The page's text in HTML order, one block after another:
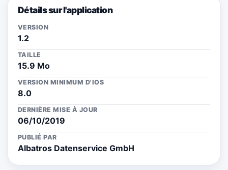
Détails sur l'application
VERSION
1.2
TAILLE
15.9 Mo
VERSION MINIMUM D'IOS
8.0
DERNIÈRE MISE À JOUR
06/10/2019
PUBLIÉ PAR
Albatros Datenservice GmbH